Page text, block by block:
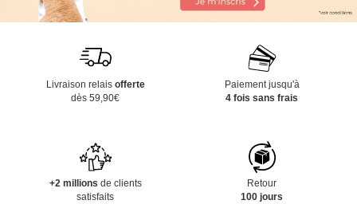
Livraison relais offerte
dès 59,90€
Paiement jusqu'à
4 fois sans frais
+2 millions de clients
satisfaits
Retour
100 jours